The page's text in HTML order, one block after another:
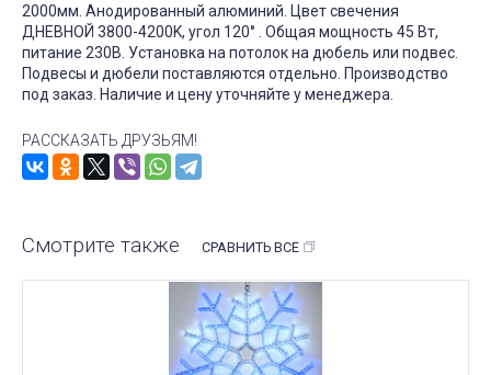
2000мм. Анодированный алюминий. Цвет свечения
ДНЕВНОЙ 3800-4200K, угол 120° . Общая мощность 45 Вт,
питание 230В. Установка на потолок на дюбель или подвес.
Подвесы и дюбели поставляются отдельно. Производство
под заказ. Наличие и цену уточняйте у менеджера.
РАССКАЗАТЬ ДРУЗЬЯМ!
Смотрите также СРАВНИТЬ ВСЕ